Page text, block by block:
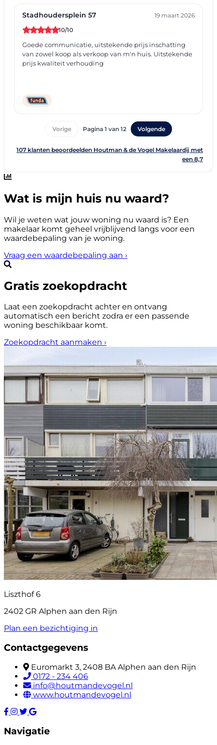
Wat is mijn huis nu waard?
Wil je weten wat jouw woning nu waard is? Een
makelaar komt geheel vrijblijvend langs voor een
waardebepaling van je woning.
Vraag een waardebepaling aan ›
Gratis zoekopdracht
Laat een zoekopdracht achter en ontvang
automatisch een bericht zodra er een passende
woning beschikbaar komt.
Zoekopdracht aanmaken ›
Liszthof 6
2402 GR Alphen aan den Rijn
Plan een bezichtiging in
Contactgegevens
Euromarkt 3, 2408 BA Alphen aan den Rijn
0172 - 234 406
info@houtmandevogel.nl
www.houtmandevogel.nl
Navigatie